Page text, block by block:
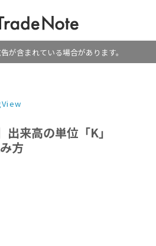
が含まれている場合があります。
来高の単位「K」
方